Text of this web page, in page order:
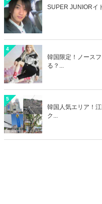
SUPER JUNIORイ
4
韓国限定！ノース
る？...
5
韓国人気エリア！
ク...